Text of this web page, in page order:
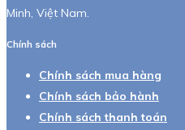
Minh, Việt Nam.
Chính sách
Chính sách mua hàng
Chính sách bảo hành
Chính sách thanh toán